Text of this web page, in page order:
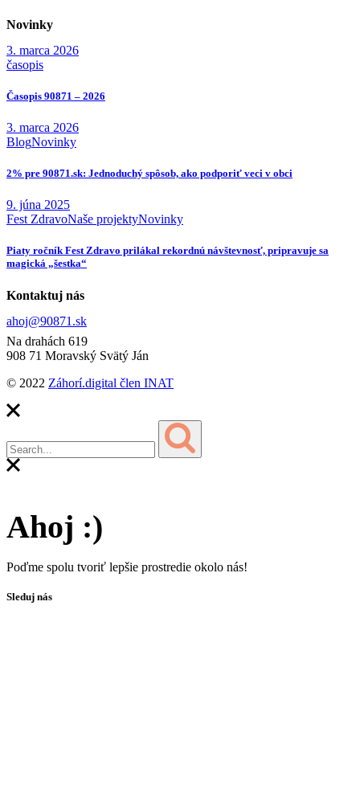
Novinky
3. marca 2026
časopis
Časopis 90871 – 2026
3. marca 2026
BlogNovinky
2% pre 90871.sk: Jednoduchý spôsob, ako podporiť veci v obci
9. júna 2025
Fest ZdravoNaše projektyNovinky
Piaty ročník Fest Zdravo prilákal rekordnú návštevnosť, pripravuje sa
magická „šestka“
Kontaktuj nás
ahoj@90871.sk
Na drahách 619
908 71 Moravský Svätý Ján
© 2022 Záhorí.digital člen INAT
Ahoj :)
Poďme spolu tvoriť lepšie prostredie okolo nás!
Sleduj nás